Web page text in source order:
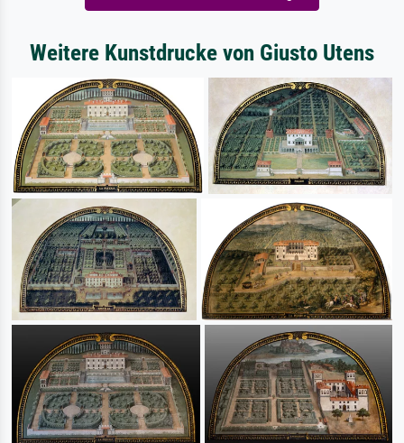
Weitere Kunstdrucke von Giusto Utens